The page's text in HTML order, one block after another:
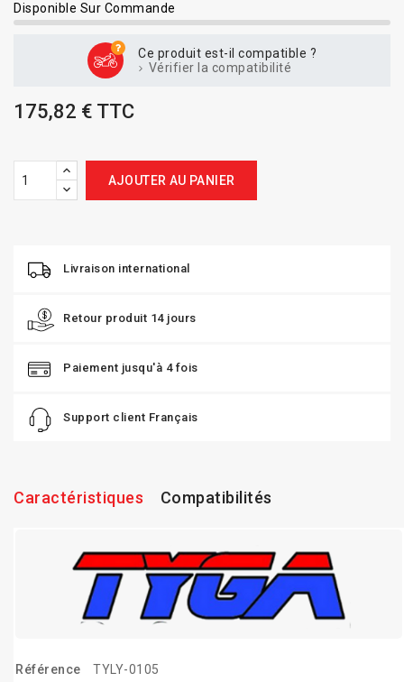
Disponible Sur Commande
Ce produit est-il compatible ?
Vérifier la compatibilité
175,82 € TTC
AJOUTER AU PANIER
Livraison international
Retour produit 14 jours
Paiement jusqu'à 4 fois
Support client Français
Caractéristiques Compatibilités
Référence TYLY-0105